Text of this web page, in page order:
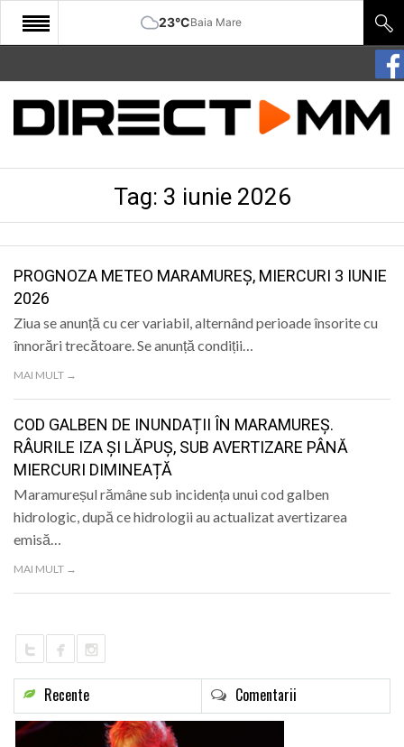
23°CBaia Mare
START
COMUNITATE
SANATATE
SPORT
SPECIAL
POLITIC
LIFE
Tag: 3 iunie 2026
PROGNOZA METEO MARAMUREȘ, MIERCURI 3 IUNIE
2026
Ziua se anunță cu cer variabil, alternând perioade însorite cu
înnorări trecătoare. Se anunță condiții…
MAI MULT →
COD GALBEN DE INUNDAȚII ÎN MARAMUREȘ.
RÂURILE IZA ȘI LĂPUȘ, SUB AVERTIZARE PÂNĂ
MIERCURI DIMINEAȚĂ
Maramureșul rămâne sub incidența unui cod galben
hidrologic, după ce hidrologii au actualizat avertizarea
emisă…
MAI MULT →
Recente Comentarii